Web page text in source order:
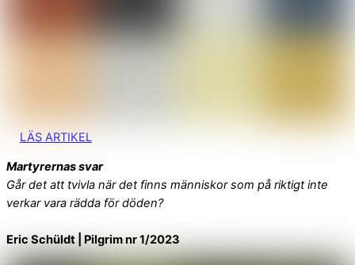
LÄS ARTIKEL
Martyrernas svar
Går det att tvivla när det finns människor som på riktigt inte
verkar vara rädda för döden?
Eric Schüldt | Pilgrim nr 1/2023